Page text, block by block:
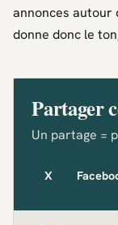
annonces autour
donne donc le
Partager
Un partage =
X